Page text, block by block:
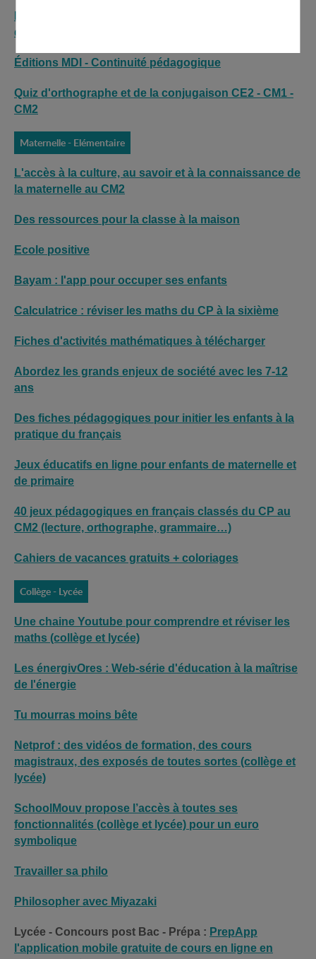
de l'énergie
Éditions MDI - Continuité pédagogique
Quiz d'orthographe et de la conjugaison CE2 - CM1 -
CM2
Maternelle - Elémentaire
L'accès à la culture, au savoir et à la connaissance de
la maternelle au CM2
Des ressources pour la classe à la maison
Ecole positive
Bayam : l'app pour occuper ses enfants
Calculatrice : réviser les maths du CP à la sixième
Fiches d'activités mathématiques à télécharger
Abordez les grands enjeux de société avec les 7-12
ans
Des fiches pédagogiques pour initier les enfants à la
pratique du français
Jeux éducatifs en ligne pour enfants de maternelle et
de primaire
40 jeux pédagogiques en français classés du CP au
CM2 (lecture, orthographe, grammaire…)
Cahiers de vacances gratuits + coloriages
Collège - Lycée
Une chaine Youtube pour comprendre et réviser les
maths (collège et lycée)
Les énergivOres : Web-série d'éducation à la maîtrise
de l'énergie
Tu mourras moins bête
Netprof : des vidéos de formation, des cours
magistraux, des exposés de toutes sortes (collège et
lycée)
SchoolMouv propose l’accès à toutes ses
fonctionnalités (collège et lycée) pour un euro
symbolique
Travailler sa philo
Philosopher avec Miyazaki
Lycée - Concours post Bac - Prépa : PrepApp
l'application mobile gratuite de cours en ligne en